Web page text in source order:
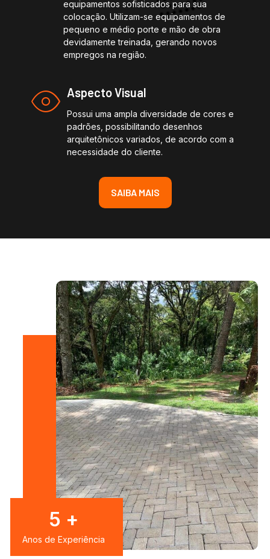
equipamentos sofisticados para sua
colocação. Utilizam-se equipamentos de
pequeno e médio porte e mão de obra
devidamente treinada, gerando novos
empregos na região.
Aspecto Visual
Possui uma ampla diversidade de cores e
padrões, possibilitando desenhos
arquitetônicos variados, de acordo com a
necessidade do cliente.
SAIBA MAIS
7 +
Anos de Experiência